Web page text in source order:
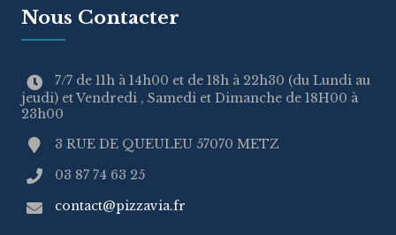
Nous Contacter
7/7 de 11h à 14h00 et de 18h à 22h30 (du Lundi au
jeudi) et Vendredi , Samedi et Dimanche de 18H00 à
23h00
3 RUE DE QUEULEU 57070 METZ
03 87 74 63 25
contact@pizzavia.fr